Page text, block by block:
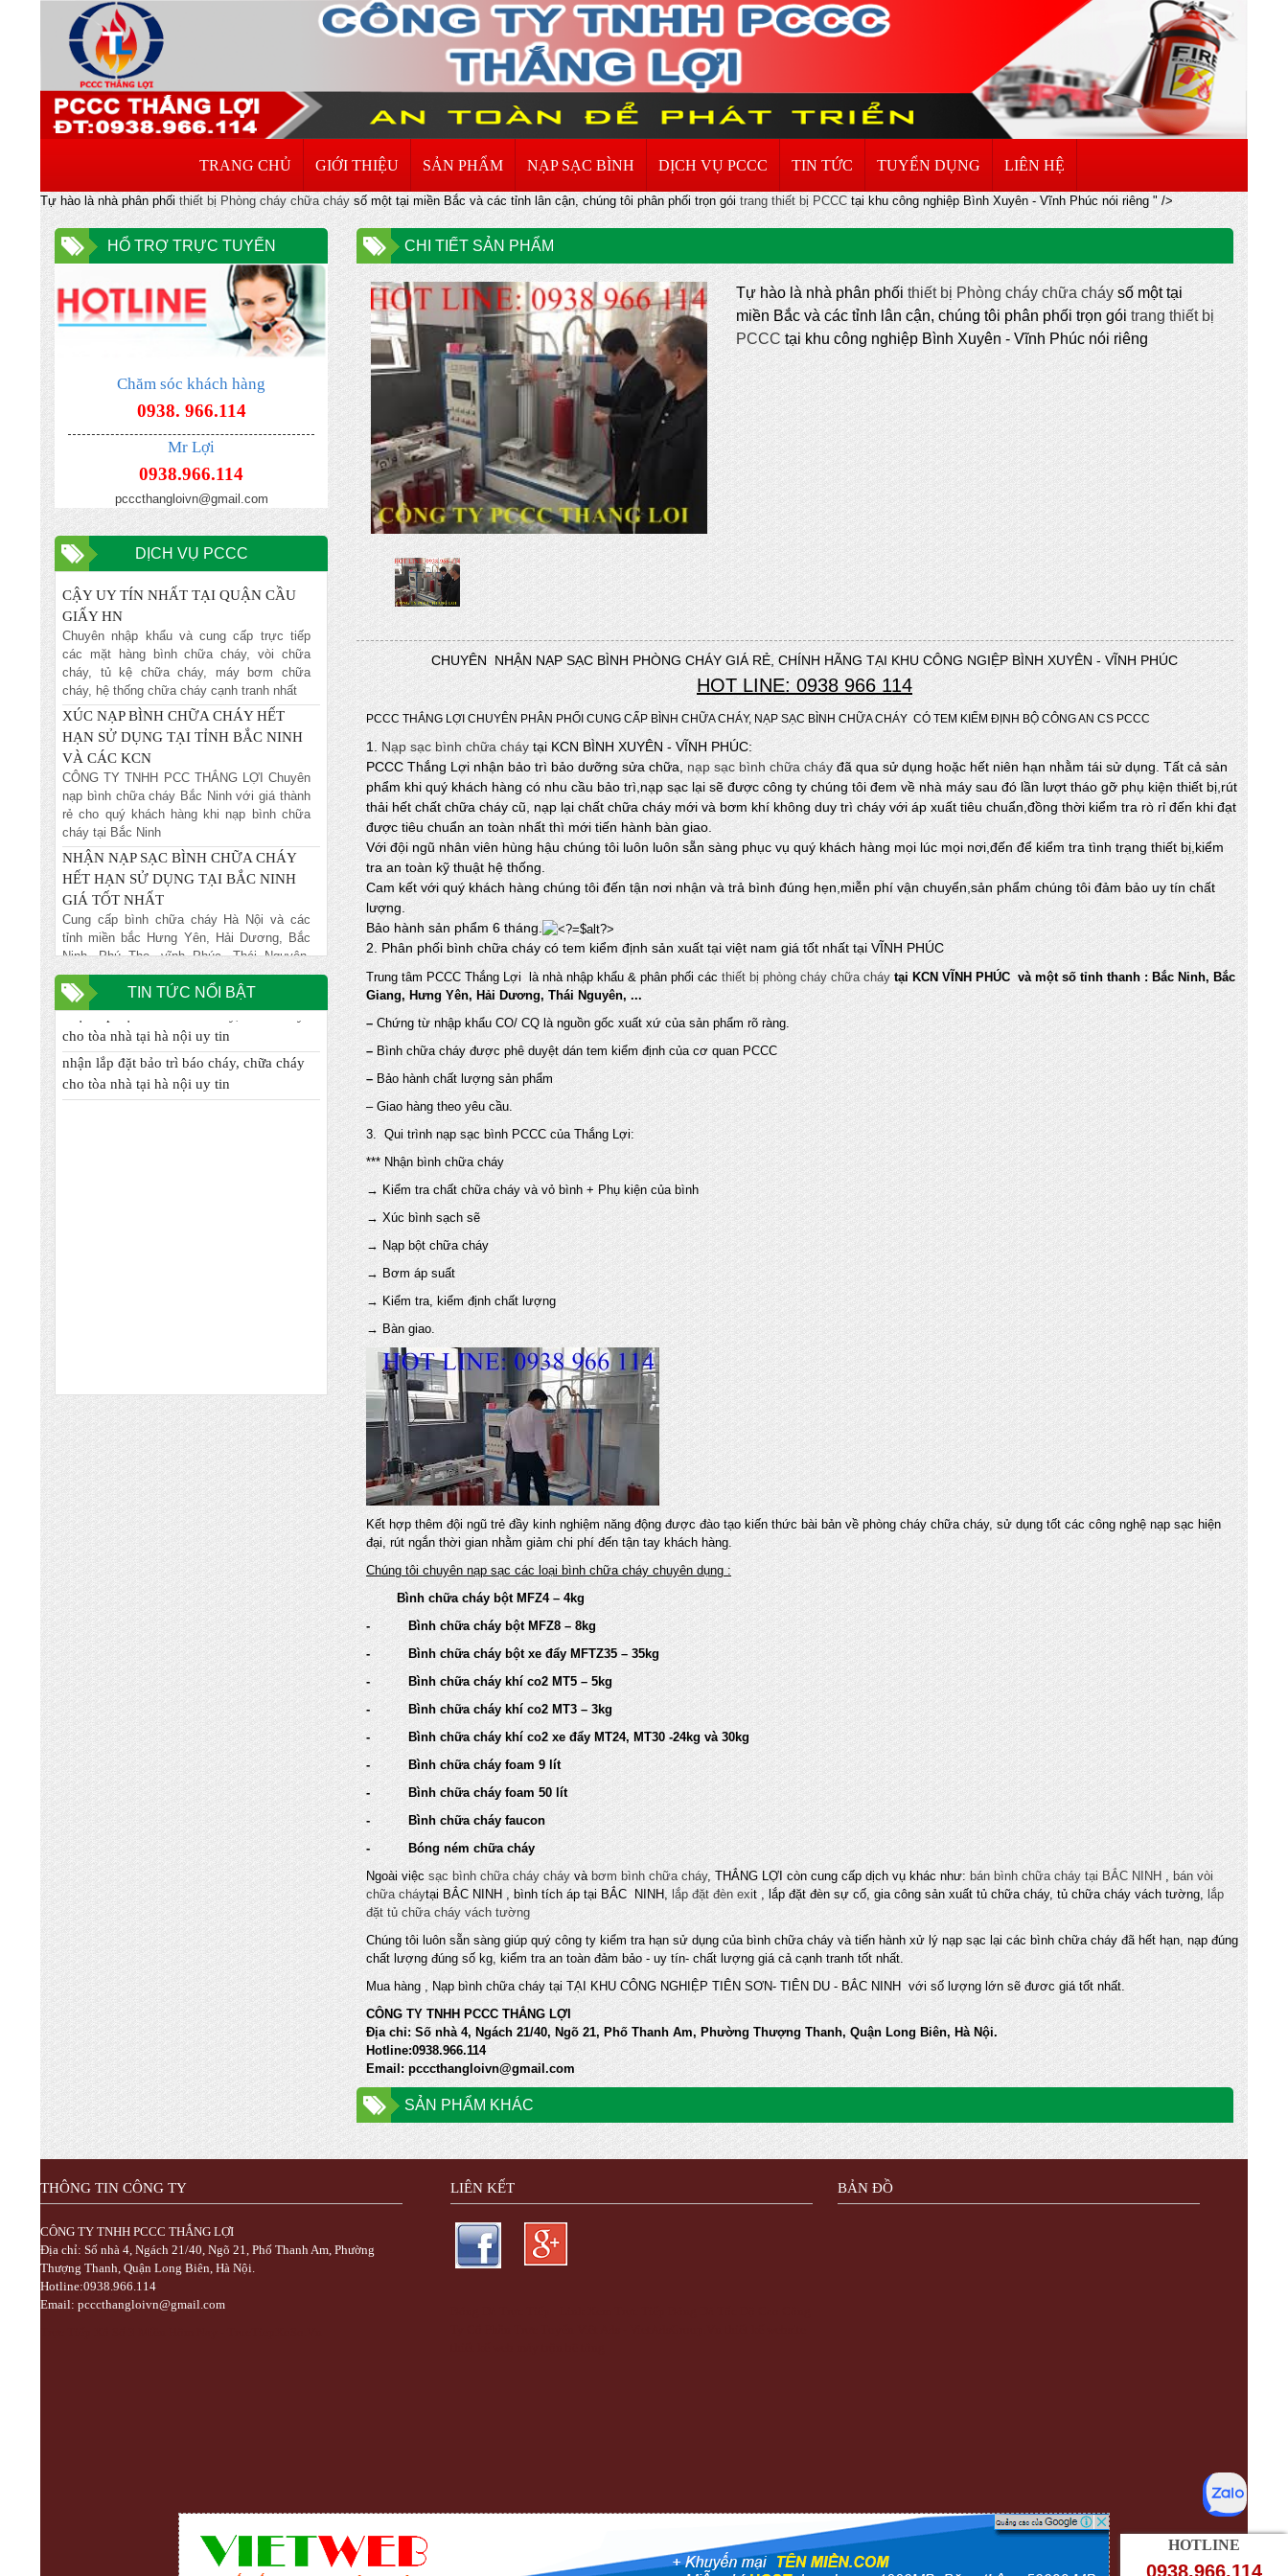
TRANG CHỦ GIỚI THIỆU SẢN PHẨM NẠP SẠC BÌNH DỊCH VỤ PCCC TIN TỨC TUYỂN DỤNG LIÊN HỆ
Tự hào là nhà phân phối thiết bị Phòng cháy chữa cháy số một tại miền Bắc và các tỉnh lân cận, chúng tôi phân phối trọn gói trang thiết bị PCCC tại khu công nghiệp Bình Xuyên - Vĩnh Phúc nói riêng " />
HỔ TRỢ TRỰC TUYẾN
Chăm sóc khách hàng
0938. 966.114
Mr Lợi
0938.966.114
pcccthangloivn@gmail.com
DỊCH VỤ PCCC
ĐƠN VỊ CHUYÊN NHẬN XÚC NẠP LẠI
BÌNH CHƯA CHÁY HẾT HẠN TẠI HÀ
Chuyên nhập khẩu và cung cấp trực tiếp
các mặt hàng bình chữa cháy, vòi chữa
cháy, hệ thống chữa cháy cạnh tranh nhất
ĐỊA CHỈ NẠP BÌNH CHỮA CHÁY TIN
GIẤY HN
Chuyên nhập khẩu và cung cấp trực tiếp
các mặt hàng bình chữa cháy, vòi chữa
cháy, tủ kệ chữa cháy, máy bơm chữa
cháy, hệ thống chữa cháy cạnh tranh nhất
XÚC NẠP BÌNH CHỮA CHÁY HẾT
HẠN SỬ DỤNG TẠI TỈNH BẮC NINH
VÀ CÁC KCN
CÔNG TY TNHH PCC THẮNG LỢI Chuyên
nạp bình chữa cháy Bắc Ninh với giá thành
rẻ cho quý khách hàng khi nạp bình chữa
cháy tại Bắc Ninh
NHẬN NẠP SẠC BÌNH CHỮA CHÁY
HẾT HẠN SỬ DỤNG TẠI BẮC NINH
GIÁ TỐT NHẤT
Cung cấp bình chữa cháy Hà Nội và các
tỉnh miền bắc Hưng Yên, Hải Dương, Bắc
Ninh, Phú Thọ, vĩnh Phúc, Thái Nguyên,
Bắc Ninh... giá rẻ nhất đảm bảo chất lượng,
NẠP BÌNH CHỮA CHÁY GIÁ RẺ VẬN
CHUYỂN MIỄN PHÍ TẠI TỈNH HƯNG
YÊN
Chuyên nhập khẩu và cung cấp trực tiếp
các mặt hàng bình chữa cháy, vòi chữa
cháy, tủ kệ chữa cháy, máy bơm chữa
cháy, hệ thống chữa cháy cạnh tranh nhất
TIN TỨC NỔI BẬT
nhận lắp đặt bảo trì báo cháy, chữa cháy
cho tòa nhà tại hà nội uy tin
nhận lắp đặt bảo trì báo cháy, chữa cháy
cho tòa nhà tại hà nội uy tin
CHI TIẾT SẢN PHẨM
Tự hào là nhà phân phốithiết bị Phòng cháy chữa cháy số một tại
miền Bắc và các tỉnh lân cận, chúng tôi phân phối trọn góitrang thiết bị
PCCC tại khu công nghiệp Bình Xuyên - Vĩnh Phúc nói riêng
CHUYÊN NHẬN NẠP SẠC BÌNH PHÒNG CHÁY GIÁ RẺ, CHÍNH HÃNG TẠI KHU CÔNG NGIỆP BÌNH XUYÊN - VĨNH PHÚC
HOT LINE: 0938 966 114
PCCC THẮNG LỢI CHUYÊN PHÂN PHỐI CUNG CẤP BÌNH CHỮA CHÁY, NẠP SẠC BÌNH CHỮA CHÁY CÓ TEM KIỂM ĐỊNH BỘ CÔNG AN CS PCCC
1. Nạp sạc bình chữa cháy tại KCN BÌNH XUYÊN - VĨNH PHÚC:
PCCC Thắng Lợi nhận bảo trì bảo dưỡng sửa chữa, nạp sạc bình chữa cháy đã qua sử dụng hoặc hết niên hạn nhằm tái sử dụng. Tất cả sản
phẩm khi quý khách hàng có nhu cầu bảo trì,nạp sạc lại sẽ được công ty chúng tôi đem về nhà máy sau đó lần lượt tháo gỡ phụ kiện thiết bị,rút
thải hết chất chữa cháy cũ, nạp lại chất chữa cháy mới và bơm khí không duy trì cháy với áp xuất tiêu chuẩn,đồng thời kiểm tra rò rỉ đến khi đạt
được tiêu chuẩn an toàn nhất thì mới tiến hành bàn giao.
Với đội ngũ nhân viên hùng hậu chúng tôi luôn luôn sẵn sàng phục vụ quý khách hàng mọi lúc mọi nơi,đến để kiểm tra tình trạng thiết bị,kiểm
tra an toàn kỹ thuật hệ thống.
Cam kết với quý khách hàng chúng tôi đến tận nơi nhận và trả bình đúng hẹn,miễn phí vận chuyển,sản phẩm chúng tôi đảm bảo uy tín chất
lượng.
Bảo hành sản phẩm 6 tháng.
2. Phân phối bình chữa cháy có tem kiểm định sản xuất tại việt nam giá tốt nhất tại VĨNH PHÚC
Trung tâm PCCC Thắng Lợi là nhà nhập khẩu & phân phối các thiết bị phòng cháy chữa cháy tại KCN VĨNH PHÚC và một số tỉnh thanh : Bắc Ninh, Bắc
Giang, Hưng Yên, Hải Dương, Thái Nguyên, ...
– Chứng từ nhập khẩu CO/ CQ là nguồn gốc xuất xứ của sản phẩm rõ ràng.
– Bình chữa cháy được phê duyệt dán tem kiểm định của cơ quan PCCC
– Bảo hành chất lượng sản phẩm
– Giao hàng theo yêu cầu.
3. Qui trình nạp sạc bình PCCC của Thắng Lợi:
*** Nhận bình chữa cháy
→ Kiểm tra chất chữa cháy và vỏ bình + Phụ kiện của bình
→ Xúc bình sạch sẽ
→ Nạp bột chữa cháy
→ Bơm áp suất
→ Kiểm tra, kiểm định chất lượng
→ Bàn giao.
Kết hợp thêm đội ngũ trẻ đầy kinh nghiệm năng động được đào tạo kiến thức bài bản về phòng cháy chữa cháy, sử dụng tốt các công nghệ nạp sạc hiện
đại, rút ngắn thời gian nhằm giảm chi phí đến tận tay khách hàng.
Chúng tôi chuyên nạp sạc các loại bình chữa cháy chuyên dụng :
Bình chữa cháy bột MFZ4 – 4kg
- Bình chữa cháy bột MFZ8 – 8kg
- Bình chữa cháy bột xe đẩy MFTZ35 – 35kg
- Bình chữa cháy khí co2 MT5 – 5kg
- Bình chữa cháy khí co2 MT3 – 3kg
- Bình chữa cháy khí co2 xe đẩy MT24, MT30 -24kg và 30kg
- Bình chữa cháy foam 9 lít
- Bình chữa cháy foam 50 lít
- Bình chữa cháy faucon
- Bóng ném chữa cháy
Ngoài việc sạc bình chữa cháy cháy và bơm bình chữa cháy, THẮNG LỢI còn cung cấp dịch vụ khác như: bán bình chữa cháy tại BẮC NINH , bán vòi
chữa cháytại BẮC NINH , bình tích áp tại BẮC NINH, lắp đặt đèn exit , lắp đặt đèn sự cố, gia công sản xuất tủ chữa cháy, tủ chữa cháy vách tường, lắp
đặt tủ chữa cháy vách tường
Chúng tôi luôn sẵn sàng giúp quý công ty kiểm tra hạn sử dụng của bình chữa cháy và tiến hành xử lý nạp sạc lại các bình chữa cháy đã hết hạn, nạp đúng
chất lượng đúng số kg, kiểm tra an toàn đảm bảo - uy tín- chất lượng giá cả cạnh tranh tốt nhất.
Mua hàng , Nạp bình chữa cháy tại TẠI KHU CÔNG NGHIỆP TIÊN SƠN- TIÊN DU - BẮC NINH với số lượng lớn sẽ đươc giá tốt nhất.
CÔNG TY TNHH PCCC THẮNG LỢI
Địa chỉ: Số nhà 4, Ngách 21/40, Ngõ 21, Phố Thanh Am, Phường Thượng Thanh, Quận Long Biên, Hà Nội.
Hotline:0938.966.114
Email: pcccthangloivn@gmail.com
SẢN PHẨM KHÁC
THÔNG TIN CÔNG TY
CÔNG TY TNHH PCCC THẮNG LỢI
Địa chỉ: Số nhà 4, Ngách 21/40, Ngõ 21, Phố Thanh Am, Phường
Thượng Thanh, Quận Long Biên, Hà Nội.
Hotline:0938.966.114
Email: pcccthangloivn@gmail.com
LIÊN KẾT BẢN ĐỒ
HOTLINE
0938.966.114